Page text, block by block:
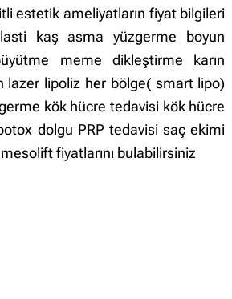
estetik ameliyatların fiyat bilgileri
kaş asma yüzgerme boyun
meme dikleştirme karın
lazer lipoliz her bölge( smart lipo)
kök hücre tedavisi kök hücre
dolgu PRP tedavisi saç ekimi
fiyatlarını bulabilirsiniz